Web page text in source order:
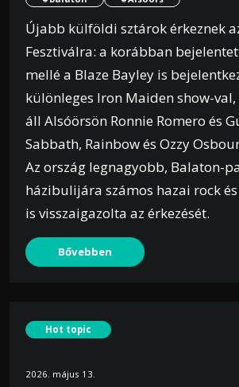
Újabb külföldi sztárok érkeznek
Fesztiválra: a korábban
mellé a Blaze Bayley is
különleges Iron Maiden show-
áll Alsóörsön Ronnie Romero és
Sabbath, Rainbow és Ozzy
Az ország legnagyobb, Balaton-
házibulijára számos hazai rock
is visszaigazolta az érkezését.
Bővebben
Hot topic
2026. május 13.